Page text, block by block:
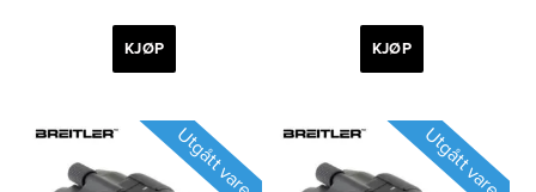
4
500 kr.
KJØP
var:
1
er:
KJØP
Utgått vare Utgått vare